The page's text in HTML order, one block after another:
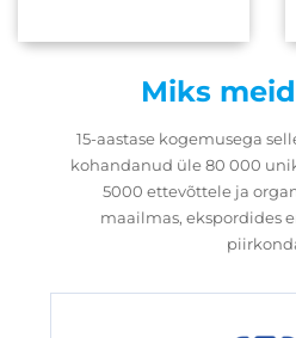
Miks
15-aastase kogemusega
kohandanud üle 80 000
5000 ettevõttele ja
maailmas, ekspordides